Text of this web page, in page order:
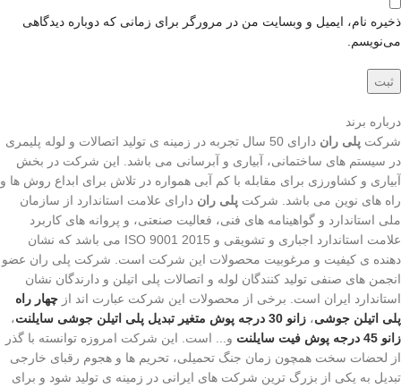
ذخیره نام، ایمیل و وبسایت من در مرورگر برای زمانی که دوباره دیدگاهی
می‌نویسم.
درباره برند
شرکت پلی ران
دارای 50 سال تجربه در زمینه ی تولید اتصالات و لوله پلیمری
در سیستم های ساختمانی، آبیاری و آبرسانی می باشد. این شرکت در بخش
آبیاری و کشاورزی برای مقابله با کم آبی همواره در تلاش برای ابداع روش ها و
راه های نوین می باشد. شرکت پلی ران دارای علامت استاندارد از سازمان
ملی استاندارد و گواهینامه های فنی، فعالیت صنعتی، و پروانه های کاربرد
علامت استاندارد اجباری و تشویقی و 2015 ISO 9001 می باشد که نشان
دهنده ی کیفیت و مرغوبیت محصولات این شرکت است. شرکت پلی ران عضو
انجمن های صنفی تولید کنندگان لوله و اتصالات پلی اتیلن و دارندگان نشان
استاندارد ایران است. برخی از محصولات این شرکت عبارت اند از چهار راه
پلی اتیلن جوشی، زانو 30 درجه پوش متغیر تبدیل پلی اتیلن جوشی سایلنت
،
زانو 45 درجه پوش فیت سایلنت
و... است. این شرکت امروزه توانسته با گذر
از لحضات سخت همچون زمان جنگ تحمیلی، تحریم ها و هجوم رقبای خارجی
تبدیل به یکی از بزرگ ترین شرکت های ایرانی در زمینه ی تولید شود و برای